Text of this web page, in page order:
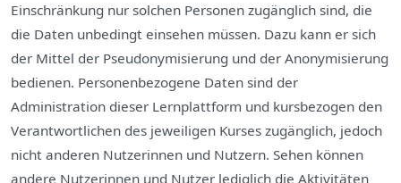
Einschränkung nur solchen Personen zugänglich sind, die
die Daten unbedingt einsehen müssen. Dazu kann er sich
der Mittel der Pseudonymisierung und der Anonymisierung
bedienen. Personenbezogene Daten sind der
Administration dieser Lernplattform und kursbezogen den
Verantwortlichen des jeweiligen Kurses zugänglich, jedoch
nicht anderen Nutzerinnen und Nutzern. Sehen können
andere Nutzerinnen und Nutzer lediglich die Aktivitäten